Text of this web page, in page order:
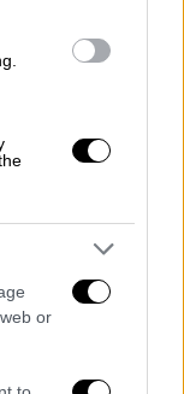
or
Δαλαμάγκα
Αρχών και
τη
. Σύμφωνα
το έγκλημα
να